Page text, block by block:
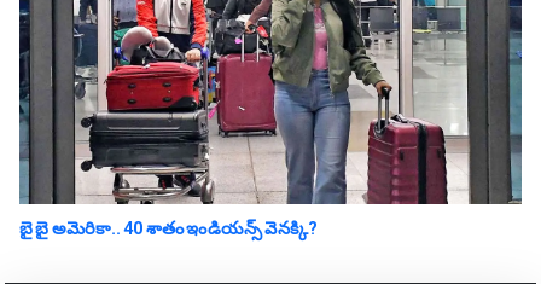
బై బై అమెరికా.. 40 శాతం ఇండియన్స్‌ వెనక్కి?